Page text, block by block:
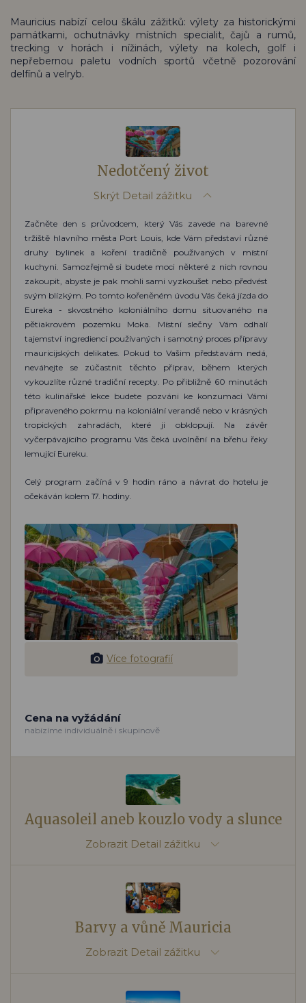
Mauricius nabízí celou škálu zážitků: výlety za historickými
památkami, ochutnávky místních specialit, čajů a rumů,
trecking v horách i nížinách, výlety na kolech, golf i
nepřebernou paletu vodních sportů včetně pozorování
delfínů a velryb.
Nedotčený život
Skrýt Detail zážitku
Začněte den s průvodcem, který Vás zavede na barevné
tržiště hlavního města Port Louis, kde Vám představí různé
druhy bylinek a koření tradičně používaných v místní
kuchyni. Samozřejmě si budete moci některé z nich rovnou
zakoupit, abyste je pak mohli sami vyzkoušet nebo předvést
svým blízkým. Po tomto kořeněném úvodu Vás čeká jízda do
Eureka - skvostného koloniálního domu situovaného na
pětiakrovém pozemku Moka. Místní slečny Vám odhalí
tajemství ingrediencí používaných i samotný proces přípravy
mauricijských delikates. Pokud to Vašim představám nedá,
neváhejte se zúčastnit těchto příprav, během kterých
vykouzlíte různé tradiční recepty. Po přibližně 60 minutách
této kulinářské lekce budete pozváni ke konzumaci Vámi
připraveného pokrmu na koloniální verandě nebo v krásných
tropických zahradách, které ji obklopují. Na závěr
vyčerpávajícího programu Vás čeká uvolnění na břehu řeky
lemující Eureku.
Celý program začíná v 9 hodin ráno a návrat do hotelu je
očekáván kolem 17. hodiny.
Více fotografií
Cena na vyžádání
nabízíme individuálně i skupinově
Aquasoleil aneb kouzlo vody a slunce
Zobrazit Detail zážitku
Barvy a vůně Mauricia
Zobrazit Detail zážitku